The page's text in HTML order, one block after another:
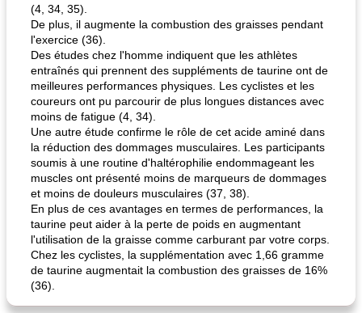
(4, 34, 35).
De plus, il augmente la combustion des graisses pendant
l'exercice (36).
Des études chez l'homme indiquent que les athlètes
entraînés qui prennent des suppléments de taurine ont de
meilleures performances physiques. Les cyclistes et les
coureurs ont pu parcourir de plus longues distances avec
moins de fatigue (4, 34).
Une autre étude confirme le rôle de cet acide aminé dans
la réduction des dommages musculaires. Les participants
soumis à une routine d'haltérophilie endommageant les
muscles ont présenté moins de marqueurs de dommages
et moins de douleurs musculaires (37, 38).
En plus de ces avantages en termes de performances, la
taurine peut aider à la perte de poids en augmentant
l'utilisation de la graisse comme carburant par votre corps.
Chez les cyclistes, la supplémentation avec 1,66 gramme
de taurine augmentait la combustion des graisses de 16%
(36).